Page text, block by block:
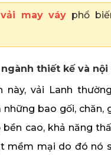
may váy phổ
thiết kế và
này, vải Lanh
bao gối, chăn,
bền cao, khả năng
mềm mại do đó nó